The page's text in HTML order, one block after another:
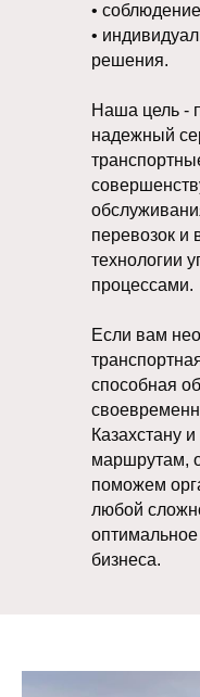
•
•
решения.
Наша цель -
надежный
перевозок
технологии
процессами.
Если вам
способная
Казахстану
маршрутам,
поможем
любой
бизнеса.